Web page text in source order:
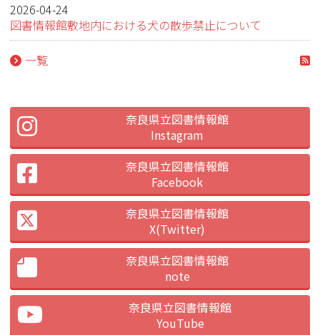
2026-04-24
図書情報館敷地内における犬の散歩禁止について
一覧
奈良県立図書情報館
Instagram
奈良県立図書情報館
Facebook
奈良県立図書情報館
X(Twitter)
奈良県立図書情報館
note
奈良県立図書情報館
YouTube